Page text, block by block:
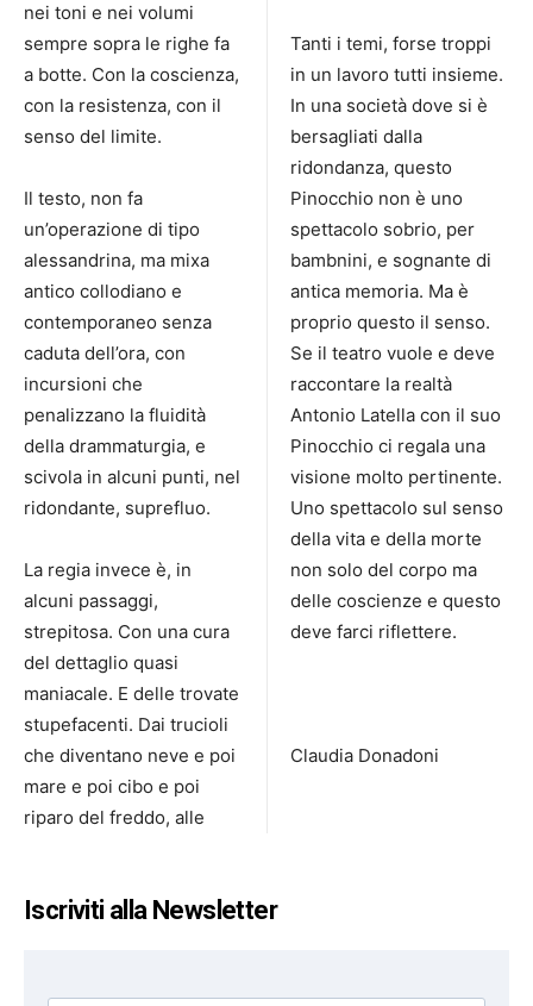
nei toni e nei volumi
sempre sopra le righe fa
a botte. Con la coscienza,
con la resistenza, con il
senso del limite.
Il testo, non fa
un’operazione di tipo
alessandrina, ma mixa
antico collodiano e
contemporaneo senza
caduta dell’ora, con
incursioni che
penalizzano la fluidità
della drammaturgia, e
scivola in alcuni punti, nel
ridondante, suprefluo.
La regia invece è, in
alcuni passaggi,
strepitosa. Con una cura
del dettaglio quasi
maniacale. E delle trovate
stupefacenti. Dai trucioli
che diventano neve e poi
mare e poi cibo e poi
riparo del freddo, alle
Tanti i temi, forse troppi
in un lavoro tutti insieme.
In una società dove si è
bersagliati dalla
ridondanza, questo
Pinocchio non è uno
spettacolo sobrio, per
bambnini, e sognante di
antica memoria. Ma è
proprio questo il senso.
Se il teatro vuole e deve
raccontare la realtà
Antonio Latella con il suo
Pinocchio ci regala una
visione molto pertinente.
Uno spettacolo sul senso
della vita e della morte
non solo del corpo ma
delle coscienze e questo
deve farci riflettere.
Claudia Donadoni
Iscriviti alla Newsletter